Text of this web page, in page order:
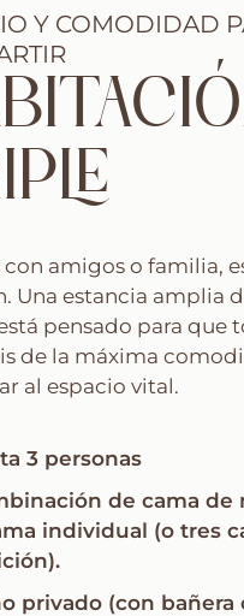
Y COMODIDAD
con amigos o familia,
Una estancia amplia
pensado para que
de la máxima
al espacio vital.
3 personas
de cama de
individual (o tres
privado (con bañera